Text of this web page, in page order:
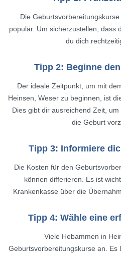
Die
populär. Um sicherzustellen, dass
du dich
Tipp 2: Beginne
Der ideale Zeitpunkt, um mit
Heinsen, Weser zu beginnen, ist
Dies gibt dir ausreichend Zeit,
die Geburt
Tipp 3: Informiere
Die Kosten für den
können differieren. Es ist
Krankenkasse über die
Tipp 4: Wähle eine
Viele Hebammen in
Geburtsvorbereitungskurse an. Es